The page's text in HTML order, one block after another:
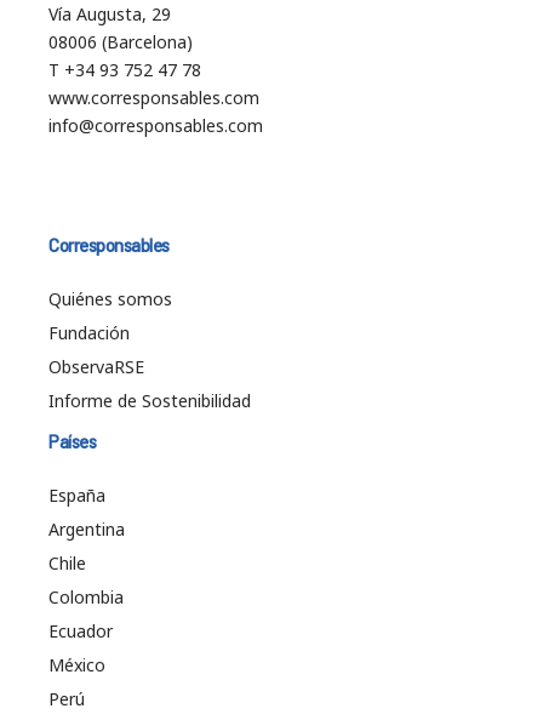
Vía Augusta, 29
08006 (Barcelona)
T +34 93 752 47 78
www.corresponsables.com
info@corresponsables.com
Corresponsables
Quiénes somos
Fundación
ObservaRSE
Informe de Sostenibilidad
Países
España
Argentina
Chile
Colombia
Ecuador
México
Perú